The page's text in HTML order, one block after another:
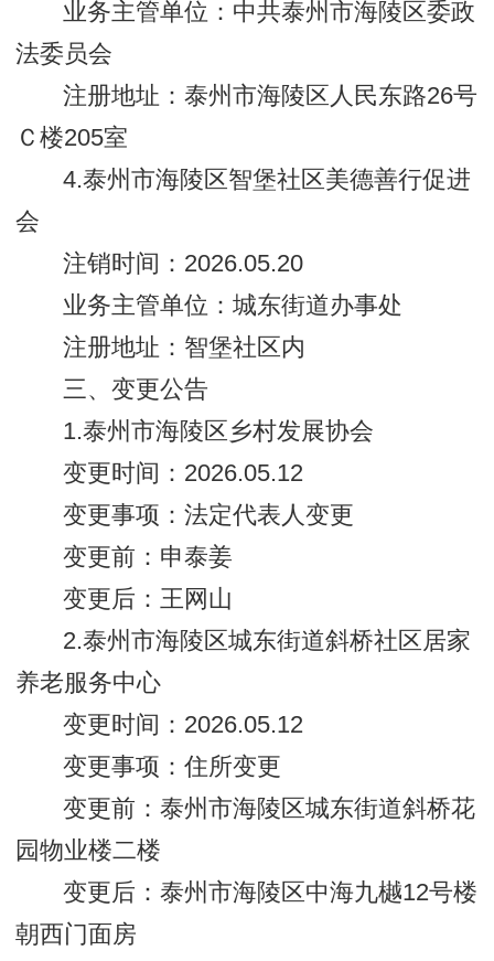
业务主管单位：中共泰州市海陵区委政
法委员会
注册地址：泰州市海陵区人民东路26号
Ｃ楼205室
4.泰州市海陵区智堡社区美德善行促进
会
注销时间：2026.05.20
业务主管单位：城东街道办事处
注册地址：智堡社区内
三、变更公告
1.泰州市海陵区乡村发展协会
变更时间：2026.05.12
变更事项：法定代表人变更
变更前：申泰姜
变更后：王网山
2.泰州市海陵区城东街道斜桥社区居家
养老服务中心
变更时间：2026.05.12
变更事项：住所变更
变更前：泰州市海陵区城东街道斜桥花
园物业楼二楼
变更后：泰州市海陵区中海九樾12号楼
朝西门面房